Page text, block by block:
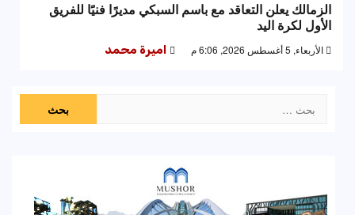
الزمالك يعلن التعاقد مع باسم السبكي مديرًا فنيًا للفريق
الأول لكرة اليد
الأربعاء, 5 أغسطس 2026, 6:06 م اميرة محمد
عن: